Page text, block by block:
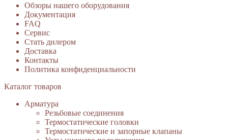
Обзоры нашего оборудования
Документация
FAQ
Сервис
Стать дилером
Доставка
Контакты
Политика конфиденциальности
Каталог товаров
Арматура
Резьбовые соединения
Термостатические головки
Термостатические и запорные клапаны